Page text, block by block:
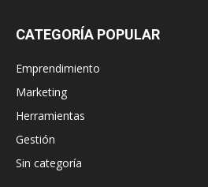
CATEGORÍA POPULAR
Emprendimiento
Marketing
Herramientas
Gestión
Sin categoría